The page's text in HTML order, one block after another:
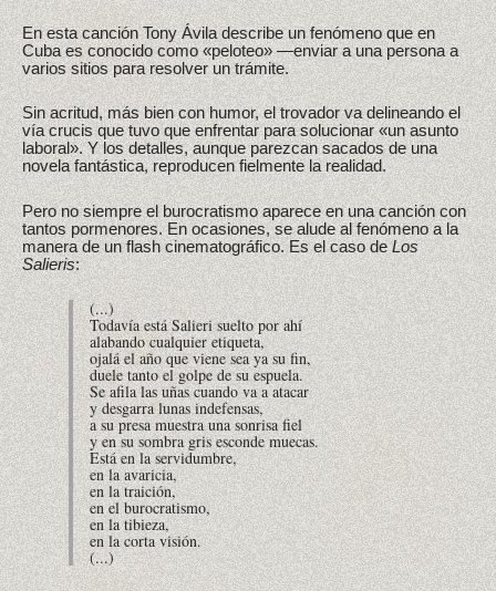
En esta canción Tony Ávila describe un fenómeno que en
Cuba es conocido como «peloteo» —enviar a una persona a
varios sitios para resolver un trámite.
Sin acritud, más bien con humor, el trovador va delineando el
vía crucis que tuvo que enfrentar para solucionar «un asunto
laboral». Y los detalles, aunque parezcan sacados de una
novela fantástica, reproducen fielmente la realidad.
Pero no siempre el burocratismo aparece en una canción con
tantos pormenores. En ocasiones, se alude al fenómeno a la
manera de un flash cinematográfico. Es el caso de Los
Salieris:
(...)
Todavía está Salieri suelto por ahí
alabando cualquier etiqueta,
ojalá el año que viene sea ya su fin,
duele tanto el golpe de su espuela.
Se afila las uñas cuando va a atacar
y desgarra lunas indefensas,
a su presa muestra una sonrisa fiel
y en su sombra gris esconde muecas.
Está en la servidumbre,
en la avaricia,
en la traición,
en el burocratismo,
en la tibieza,
en la corta visión.
(...)